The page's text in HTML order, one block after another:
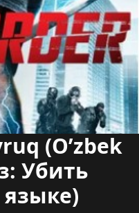
(O’zbek
Убить
языке)